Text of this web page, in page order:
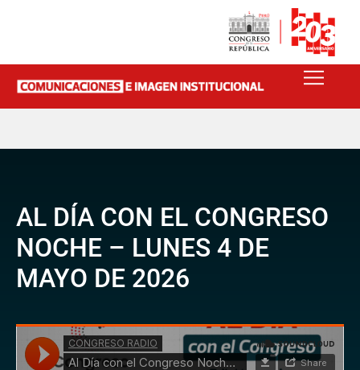
AL DÍA CON EL CONGRESO
NOCHE – LUNES 4 DE
MAYO DE 2026